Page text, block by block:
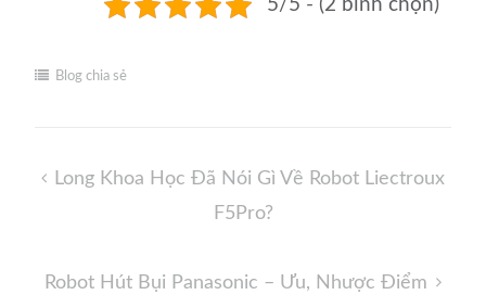
5/5 - (2 bình chọn)
Blog chia sẻ
Điều
Long Khoa Học Đã Nói Gì Về Robot Liectroux
F5Pro?
Robot Hút Bụi Panasonic – Ưu, Nhược Điểm